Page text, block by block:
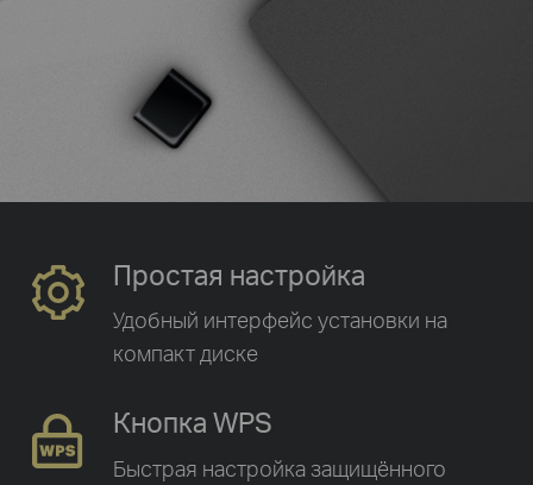
Простая настройка
Удобный интерфейс установки на
компакт диске
Кнопка WPS
Быстрая настройка защищённого